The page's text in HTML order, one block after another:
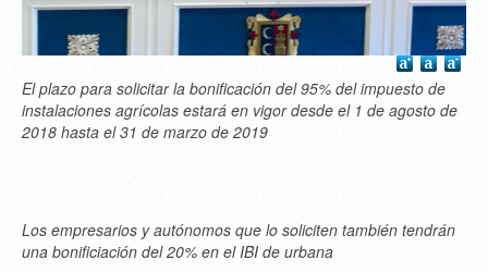
El plazo para solicitar la bonificación del 95% del impuesto de
instalaciones agrícolas estará en vigor desde el 1 de agosto de
2018 hasta el 31 de marzo de 2019
Los empresarios y autónomos que lo soliciten también tendrán
una bonificiación del 20% en el IBI de urbana